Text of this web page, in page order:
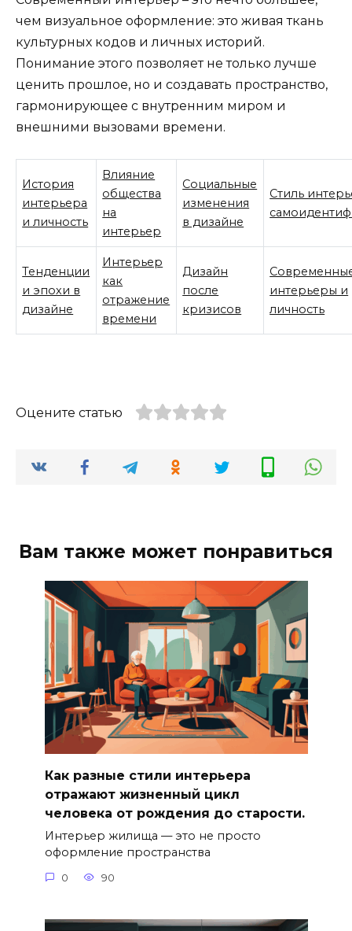
чем визуальное оформление: это живая ткань
культурных кодов и личных историй.
Понимание этого позволяет не только лучше
ценить прошлое, но и создавать пространство,
гармонирующее с внутренним миром и
внешними вызовами времени.
История
интерьера
и личность
Влияние
общества
на
интерьер
Социальные
изменения
в дизайне
Стиль
Тенденции
и эпохи в
дизайне
Интерьер
как
отражение
времени
Дизайн
после
кризисов
интерьеры и
личность
Оцените статью
Вам также может понравиться
Как разные стили интерьера
отражают жизненный цикл
человека от рождения до старости.
Интерьер жилища — это не просто
оформление пространства
0 90